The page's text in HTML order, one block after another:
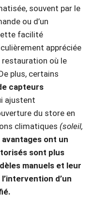
souvent par le
ou d’un
facilité
appréciée
restauration où le
plus, certains
capteurs
ajustent
du store en
climatiques (soleil,
avantages ont un
sont plus
manuels et leur
d’un